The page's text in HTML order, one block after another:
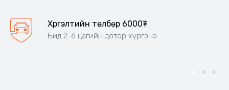
Хүргэлтийн төлбөр 6000₮
Бид 2-6 цагийн дотор хүргэнэ